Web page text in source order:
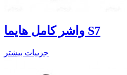
واشر کامل هایما S7
جزییات بیشتر